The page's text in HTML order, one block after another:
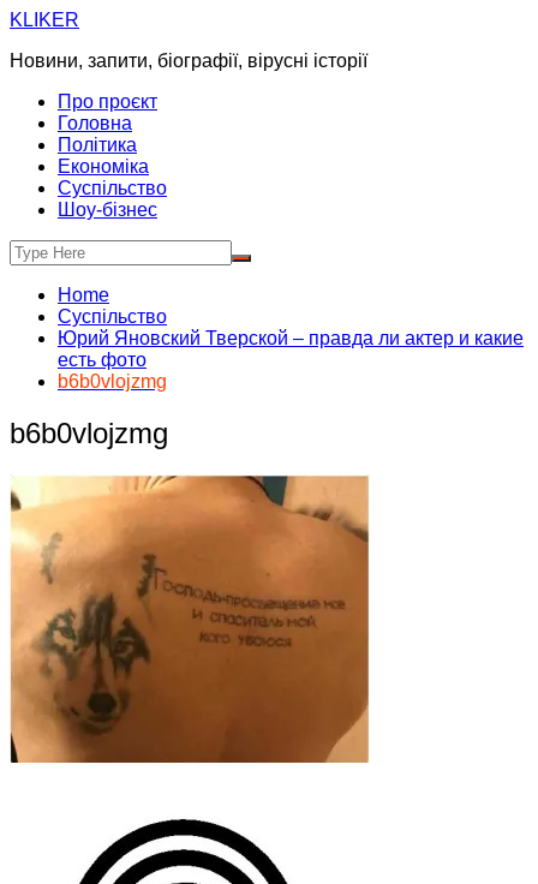
Skip
content
KLIKER
Новини, запити, біографії, вірусні історії
Про проєкт
Головна
Політика
Економіка
Суспільство
Шоу-бізнес
Home
Суспільство
Юрий Яновский Тверской – правда ли актер и какие
есть фото
b6b0vlojzmg
b6b0vlojzmg